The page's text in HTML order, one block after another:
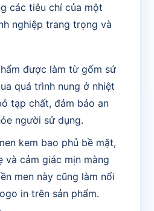
các tiêu chí của một
nghiệp trang trọng và
được làm từ gốm sứ
quá trình nung ở nhiệt
tạp chất, đảm bảo an
người sử dụng.
kem bao phủ bề mặt,
và cảm giác mịn màng
men này cũng làm nổi
in trên sản phẩm.